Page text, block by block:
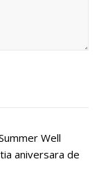
Well
aniversara de